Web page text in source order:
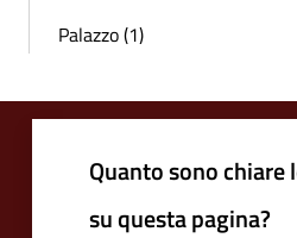
Palazzo (1)
Quanto sono
su questa pagina?